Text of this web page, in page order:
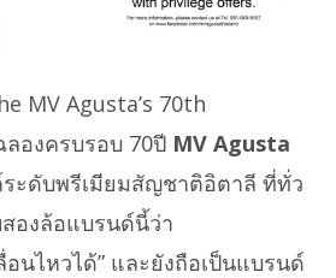
MV Agusta’s 70th
องครบรอบ 70ปี MV Agusta
ะดับพรีเมียมสัญชาติอิตาลี ที่ทั่ว
องล้อแบรนด์นี้ว่า
นไหวได้” และยังถือเป็นแบรนด์